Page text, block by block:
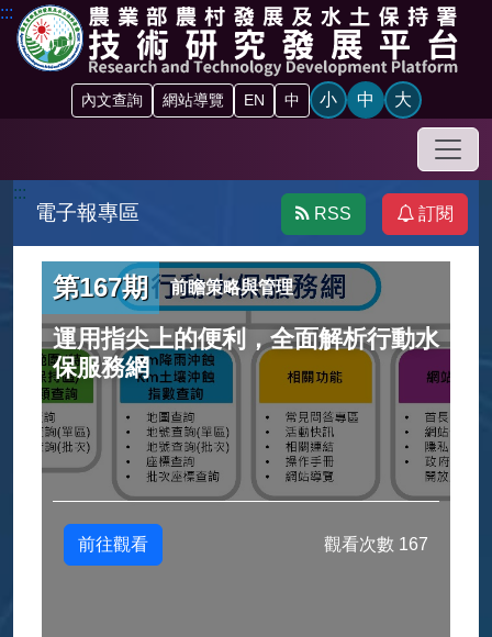
跳到主要內容區塊
內文查詢 網站導覽 EN 中 小 中 大
手機
:::
電子報專區 RSS 訂閱
:::
第167期 前瞻策略與管理
運用指尖上的便利，全面解析行動水
保服務網
前往觀看 觀看次數 167